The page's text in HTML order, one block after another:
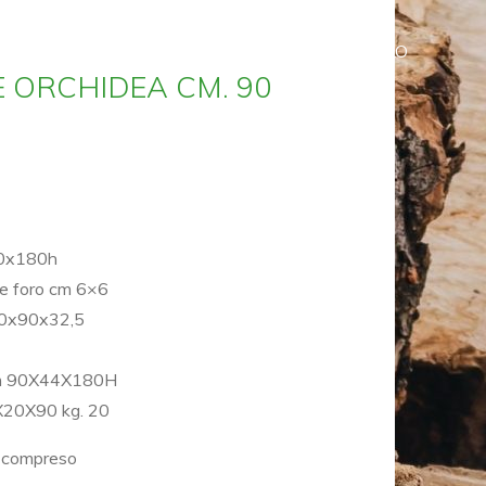
CARRELLO
ORCHIDEA CM. 90
foro cm 6×6
90X44X180H
kg. 20